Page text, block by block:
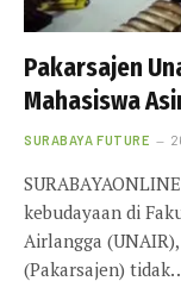
Pakarsajen
Mahasiswa
SURABAYA FUTURE
kebudayaan di
Airlangga
(Pakarsajen)